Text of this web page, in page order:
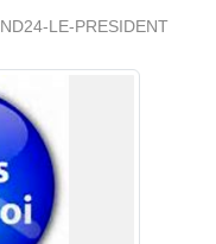
LE-PRESIDENT